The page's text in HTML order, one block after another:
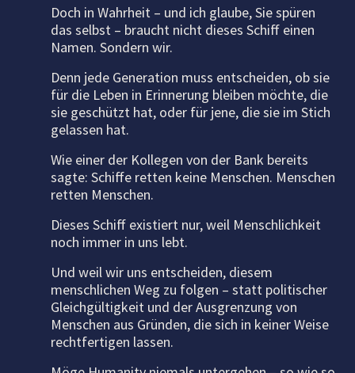
Doch in Wahrheit – und ich glaube, Sie spüren
das selbst – braucht nicht dieses Schiff einen
Namen. Sondern wir.
Denn jede Generation muss entscheiden, ob sie
für die Leben in Erinnerung bleiben möchte, die
sie geschützt hat, oder für jene, die sie im Stich
gelassen hat.
Wie einer der Kollegen von der Bank bereits
sagte: Schiffe retten keine Menschen. Menschen
retten Menschen.
Dieses Schiff existiert nur, weil Menschlichkeit
noch immer in uns lebt.
Und weil wir uns entscheiden, diesem
menschlichen Weg zu folgen – statt politischer
Gleichgültigkeit und der Ausgrenzung von
Menschen aus Gründen, die sich in keiner Weise
rechtfertigen lassen.